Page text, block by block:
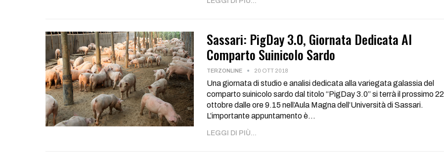
Sassari: PigDay 3.0, Giornata Dedicata Al
Comparto Suinicolo Sardo
TERZONLINE 20 OTT 2018
Una giornata di studio e analisi dedicata alla variegata galassia del
comparto suinicolo sardo dal titolo “PigDay 3.0” si terrà il prossimo 22
ottobre dalle ore 9.15 nell’Aula Magna dell’Università di Sassari.
L’importante appuntamento è…
LEGGI DI PIÙ...